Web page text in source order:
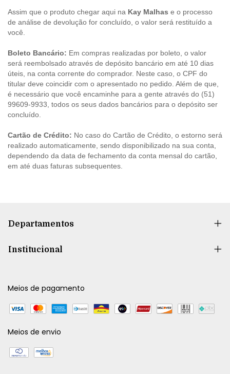
Assim que o produto chegar aqui na Kay Malhas e o processo
de análise de devolução for concluído, o valor será restituído a
você.
Boleto Bancário: Em compras realizadas por boleto, o valor
será reembolsado através de depósito bancário em até 10 dias
úteis, na conta corrente do comprador. Neste caso, o CPF do
titular deve coincidir com o apresentado no pedido. Além de que,
é necessário que você encaminhe para a gente através do (51)
99609-9933, todos os seus dados bancários para o depósito ser
concluído.
Cartão de Crédito: No caso do Cartão de Crédito, o estorno será
realizado automaticamente, sendo disponibilizado na sua conta,
dependendo da data de fechamento da conta mensal do cartão,
em até duas faturas subsequentes.
Departamentos
Institucional
Meios de pagamento
Meios de envio